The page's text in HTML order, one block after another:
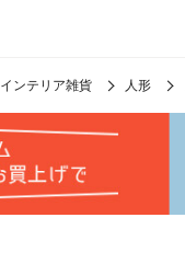
インテリア雑貨 人形